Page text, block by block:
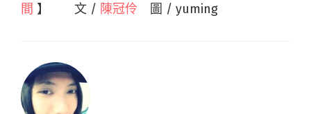
間 】 文 / 陳冠伶 圖 / yuming